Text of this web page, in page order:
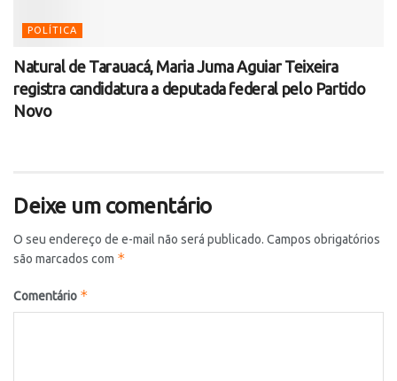
POLÍTICA
Natural de Tarauacá, Maria Juma Aguiar Teixeira
registra candidatura a deputada federal pelo Partido
Novo
Deixe um comentário
O seu endereço de e-mail não será publicado. Campos obrigatórios
são marcados com *
Comentário *